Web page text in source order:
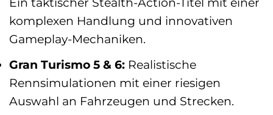
komplexen Handlung und innovativen
Gameplay-Mechaniken.
Gran Turismo 5 & 6: Realistische
Rennsimulationen mit einer riesigen
Auswahl an Fahrzeugen und Strecken.